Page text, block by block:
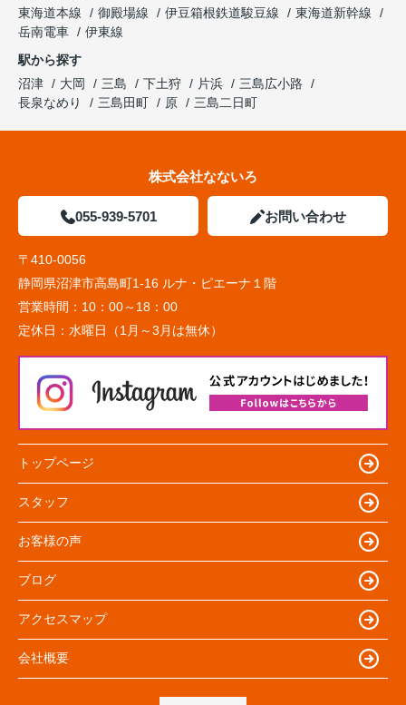
東海道本線
御殿場線 伊豆箱根鉄道駿豆線
東海道新幹線
岳南電車
伊東線
駅から探す
沼津
大岡 三島 下土狩 片浜
三島広小路
長泉なめり
三島田町 原 三島二日町
株式会社なないろ
055-939-5701 お問い合わせ
〒410-0056
静岡県沼津市高島町1-16 ルナ・ピエーナ１階
営業時間： 10：00～18：00
定休日： 水曜日（1月～3月は無休）
トップページ
スタッフ
お客様の声
ブログ
アクセスマップ
会社概要